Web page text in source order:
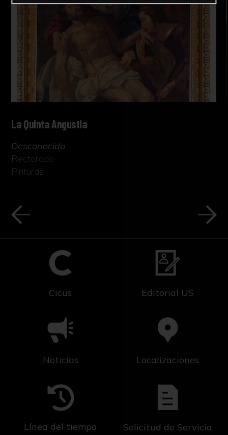
La Quinta Angustia
Desconocido
Rectorado
Pinturas
Cicus Editorial US
Noticias Localizaciones
Línea del tiempo Solicitud de Servicio